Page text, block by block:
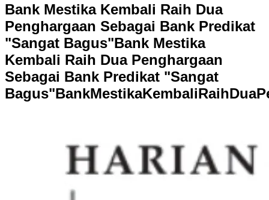
Bank Mestika Kembali Raih Dua
Penghargaan Sebagai Bank Predikat
"Sangat Bagus"Bank Mestika
Kembali Raih Dua Penghargaan
Sebagai Bank Predikat "Sangat
Bagus"BankMestikaKembaliRaihDuaP